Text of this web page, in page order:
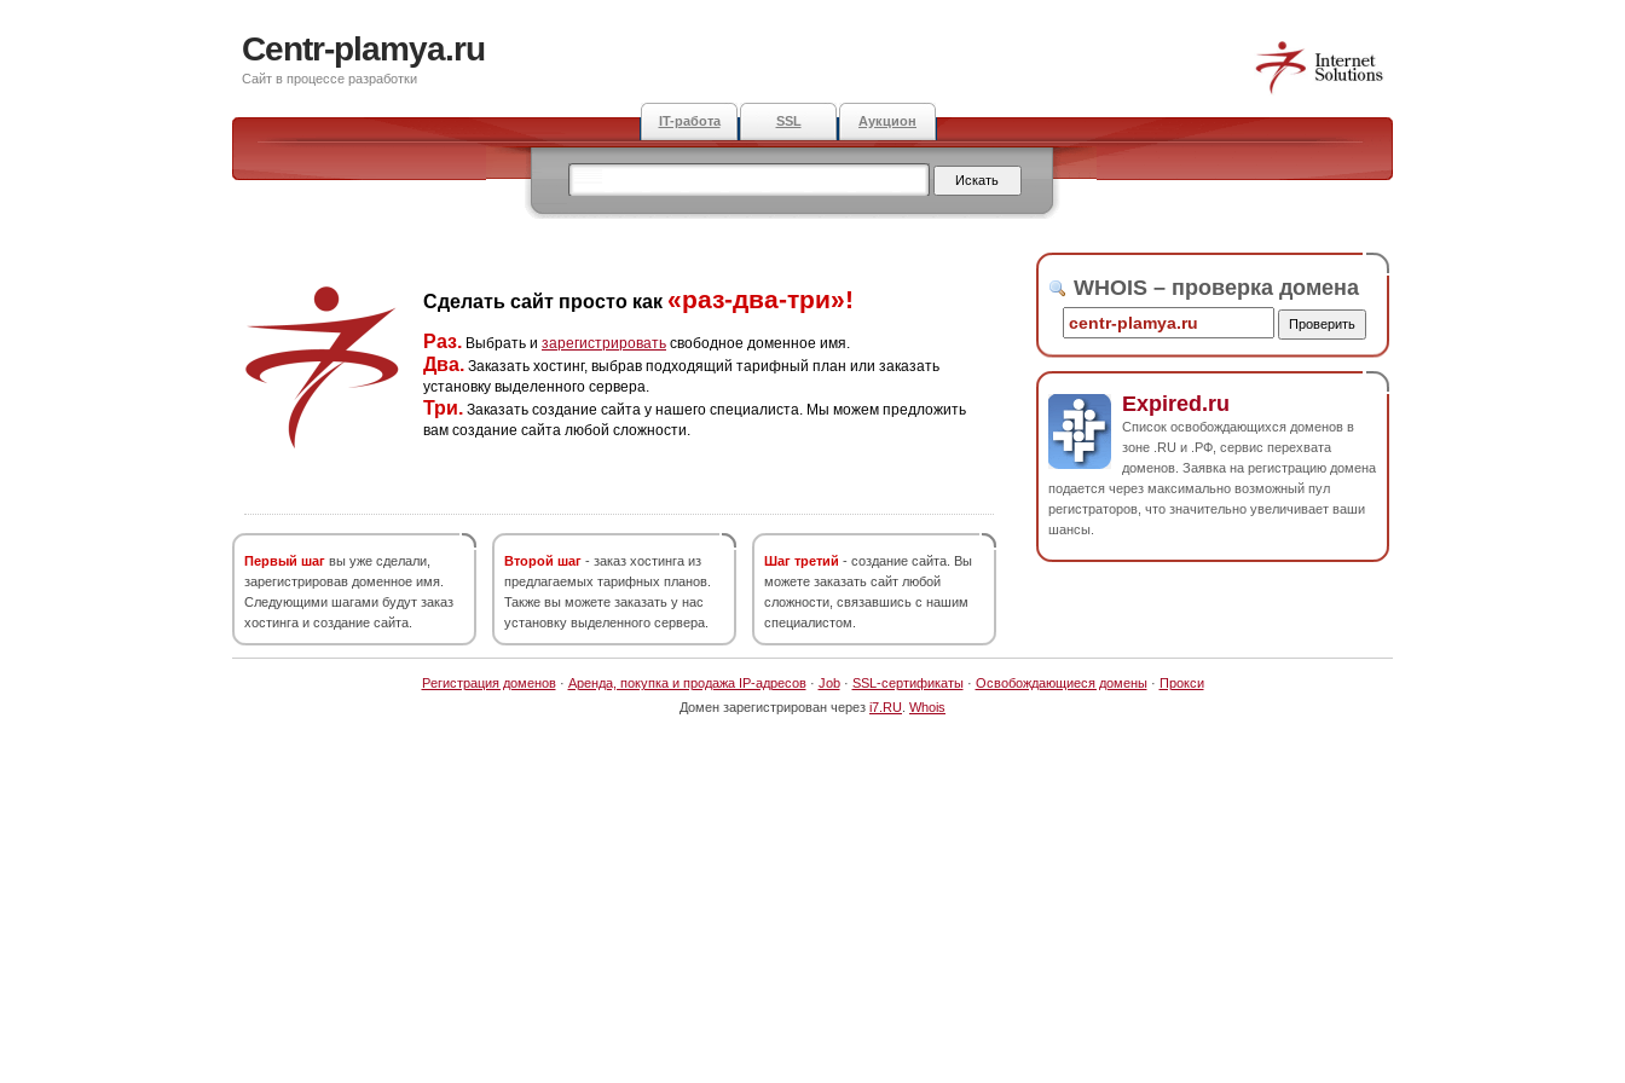
Centr-plamya.ru
Сайт в процессе разработки
IT-работа SSL Аукцион
Сделать сайт просто как «раз-два-три»!
Раз. Выбрать и зарегистрировать свободное доменное имя.
Два. Заказать хостинг, выбрав подходящий тарифный план или заказать
установку выделенного сервера.
Три. Заказать создание сайта у нашего специалиста. Мы можем предложить
вам создание сайта любой сложности.
Первый шаг вы уже сделали,
зарегистрировав доменное имя.
Следующими шагами будут заказ
хостинга и создание сайта.
Второй шаг - заказ хостинга из
предлагаемых тарифных планов.
Также вы можете заказать у нас
установку выделенного сервера.
Шаг третий - создание сайта. Вы
можете заказать сайт любой
сложности, связавшись с нашим
специалистом.
WHOIS – проверка домена
Expired.ru
Список освобождающихся доменов в
зоне .RU и .РФ, сервис перехвата
доменов. Заявка на регистрацию домена
подается через максимально возможный пул
регистраторов, что значительно увеличивает ваши
шансы.
Регистрация доменов· Аренда, покупка и продажа IP-адресов· Job· SSL-сертификаты· Освобождающиеся домены· Прокси
Домен зарегистрирован через i7.RU Whois